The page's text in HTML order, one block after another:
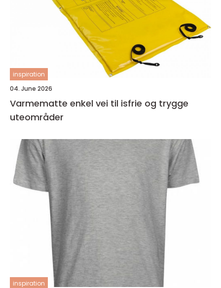
inspiration
04. June 2026
Varmematte enkel vei til isfrie og trygge
uteområder
inspiration